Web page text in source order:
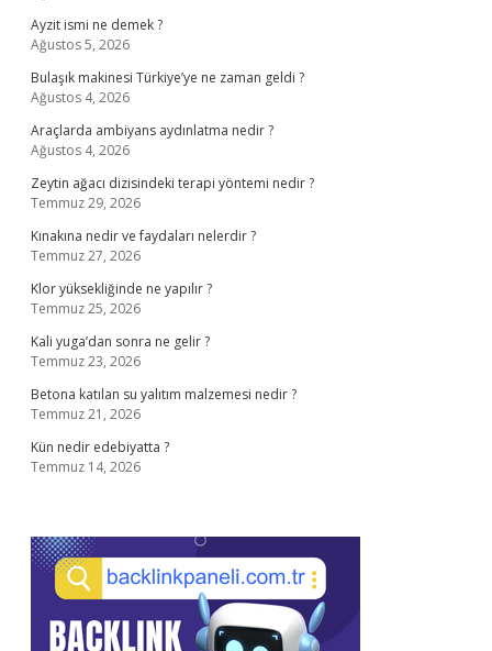
Ayzit ismi ne demek ?
Ağustos 5, 2026
Bulaşık makinesi Türkiye’ye ne zaman geldi ?
Ağustos 4, 2026
Araçlarda ambiyans aydınlatma nedir ?
Ağustos 4, 2026
Zeytin ağacı dizisindeki terapi yöntemi nedir ?
Temmuz 29, 2026
Kınakına nedir ve faydaları nelerdir ?
Temmuz 27, 2026
Klor yüksekliğinde ne yapılır ?
Temmuz 25, 2026
Kali yuga’dan sonra ne gelir ?
Temmuz 23, 2026
Betona katılan su yalıtım malzemesi nedir ?
Temmuz 21, 2026
Kün nedir edebiyatta ?
Temmuz 14, 2026